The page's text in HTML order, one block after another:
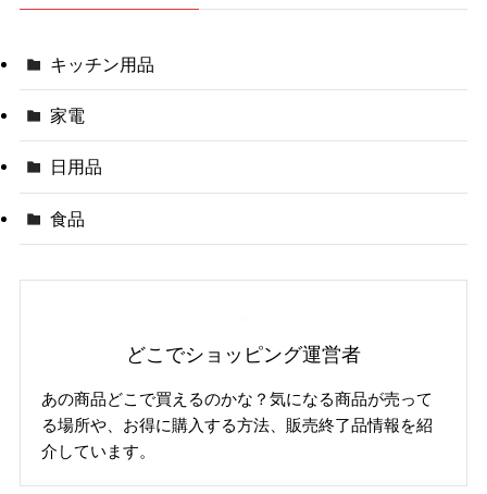
キッチン用品
家電
日用品
食品
どこでショッピング運営者
あの商品どこで買えるのかな？気になる商品が売って
る場所や、お得に購入する方法、販売終了品情報を紹
介しています。